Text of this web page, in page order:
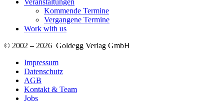
Veranstaltungen
Kommende Termine
Vergangene Termine
Work with us
© 2002 – 2026 Goldegg Verlag GmbH
Impressum
Datenschutz
AGB
Kontakt & Team
Jobs